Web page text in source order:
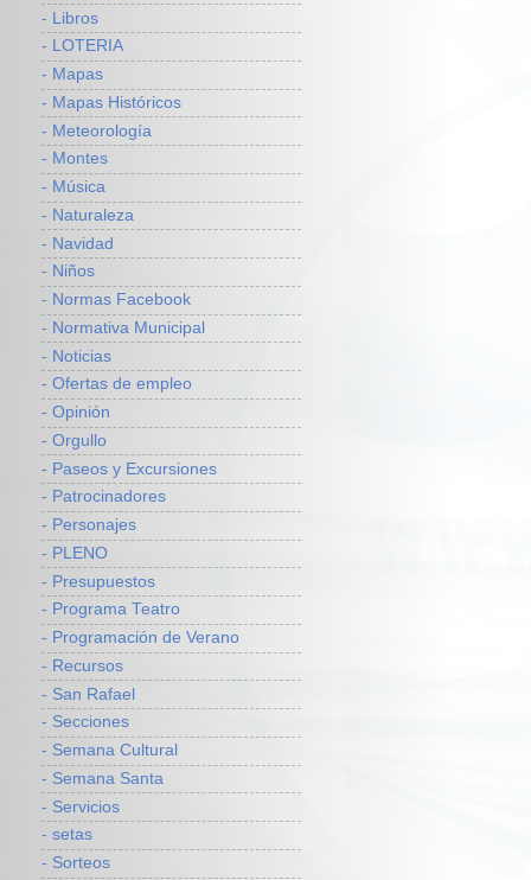
- Libros
- LOTERIA
- Mapas
- Mapas Históricos
- Meteorología
- Montes
- Música
- Naturaleza
- Navidad
- Niños
- Normas Facebook
- Normativa Municipal
- Noticias
- Ofertas de empleo
- Opinión
- Orgullo
- Paseos y Excursiones
- Patrocinadores
- Personajes
- PLENO
- Presupuestos
- Programa Teatro
- Programación de Verano
- Recursos
- San Rafael
- Secciones
- Semana Cultural
- Semana Santa
- Servicios
- setas
- Sorteos